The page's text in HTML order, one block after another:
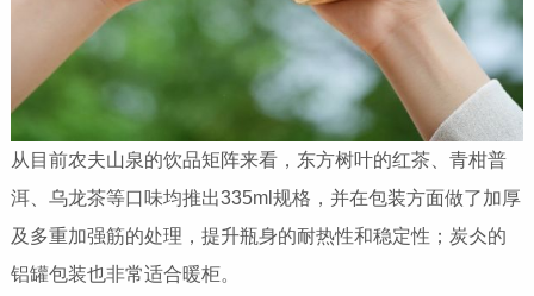
从目前农夫山泉的饮品矩阵来看，东方树叶的红茶、青柑普
洱、乌龙茶等口味均推出335ml规格，并在包装方面做了加厚
及多重加强筋的处理，提升瓶身的耐热性和稳定性；炭仌的
铝罐包装也非常适合暖柜。